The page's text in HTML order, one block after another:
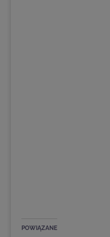
POWIĄZANE